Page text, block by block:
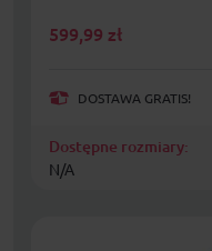
599,99 zł
DOSTAWA GRATIS!
Dostępne rozmiary:
N/A